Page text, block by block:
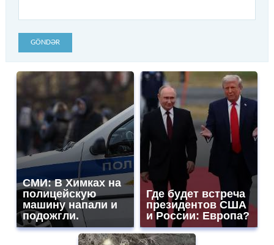
GÖNDƏR
СМИ: В Химках на
полицейскую
машину напали и
подожгли.
Где будет встреча
президентов США
и России: Европа?